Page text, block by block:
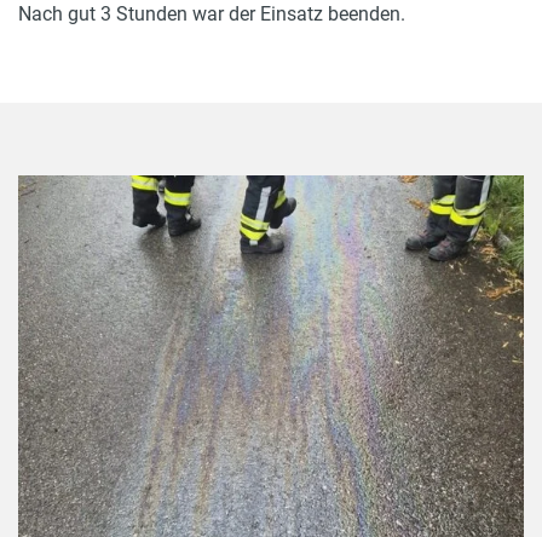
Nach gut 3 Stunden war der Einsatz beenden.